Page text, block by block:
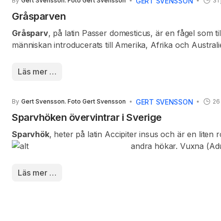
Gråsparven
Gråsparv, på latin Passer domesticus, är en fågel som
människan introducerats till Amerika, Afrika och
Gråsparvshanen är lik den närbesläktade pilfinken
lösare förening eller i kolonier, där bona oftast ligger på
gråsparvens utpräglade anpassningsförmåga.
Läs mer …
By Gert Svensson. Foto Gert Svensson GERT SVENSSON
Sparvhöken övervintrar i Sverige
Sparvhök, heter på latin Accipiter insus och är en liten
andra hökar. Vuxna
nordvästra Afrika till stora delar av det tempererade
Läs mer …